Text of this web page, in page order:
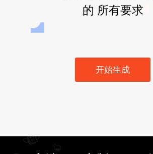
的 所有要求
开始生成